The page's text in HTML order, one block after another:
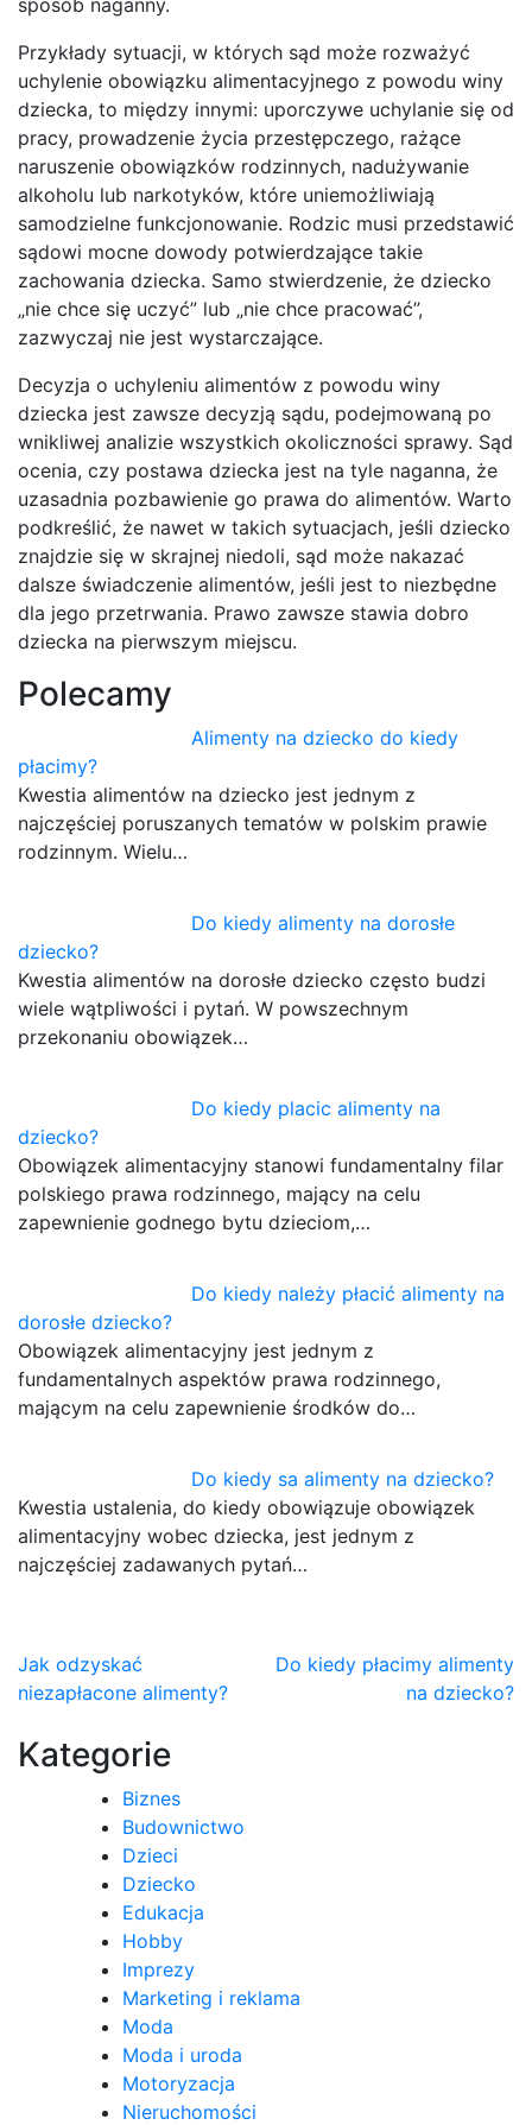
Przykłady sytuacji, w których sąd może rozważyć
uchylenie obowiązku alimentacyjnego z powodu winy
dziecka, to między innymi: uporczywe uchylanie się od
pracy, prowadzenie życia przestępczego, rażące
naruszenie obowiązków rodzinnych, nadużywanie
alkoholu lub narkotyków, które uniemożliwiają
samodzielne funkcjonowanie. Rodzic musi przedstawić
sądowi mocne dowody potwierdzające takie
zachowania dziecka. Samo stwierdzenie, że dziecko
„nie chce się uczyć” lub „nie chce pracować”,
zazwyczaj nie jest wystarczające.
Decyzja o uchyleniu alimentów z powodu winy
dziecka jest zawsze decyzją sądu, podejmowaną po
wnikliwej analizie wszystkich okoliczności sprawy. Sąd
ocenia, czy postawa dziecka jest na tyle naganna, że
uzasadnia pozbawienie go prawa do alimentów. Warto
podkreślić, że nawet w takich sytuacjach, jeśli dziecko
znajdzie się w skrajnej niedoli, sąd może nakazać
dalsze świadczenie alimentów, jeśli jest to niezbędne
dla jego przetrwania. Prawo zawsze stawia dobro
dziecka na pierwszym miejscu.
Polecamy
Alimenty na dziecko do kiedy
płacimy?
Kwestia alimentów na dziecko jest jednym z
najczęściej poruszanych tematów w polskim prawie
rodzinnym. Wielu…
Do kiedy alimenty na dorosłe
dziecko?
Kwestia alimentów na dorosłe dziecko często budzi
wiele wątpliwości i pytań. W powszechnym
przekonaniu obowiązek…
Do kiedy placic alimenty na
dziecko?
Obowiązek alimentacyjny stanowi fundamentalny filar
polskiego prawa rodzinnego, mający na celu
zapewnienie godnego bytu dzieciom,…
Do kiedy należy płacić alimenty na
dorosłe dziecko?
Obowiązek alimentacyjny jest jednym z
fundamentalnych aspektów prawa rodzinnego,
mającym na celu zapewnienie środków do…
Do kiedy sa alimenty na dziecko?
Kwestia ustalenia, do kiedy obowiązuje obowiązek
alimentacyjny wobec dziecka, jest jednym z
najczęściej zadawanych pytań…
Nawigacja
wpisu
Jak odzyskać
niezapłacone alimenty?
Do kiedy płacimy alimenty
na dziecko?
Kategorie
Biznes
Budownictwo
Dzieci
Dziecko
Edukacja
Hobby
Imprezy
Marketing i reklama
Moda
Moda i uroda
Motoryzacja
Nieruchomości